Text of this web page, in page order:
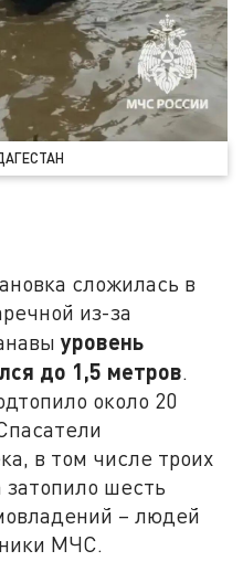
сложилась в
из-за
уровень
до 1,5 метров
около 20
в том числе троих
шесть
– людей
МЧС.